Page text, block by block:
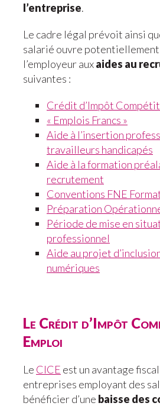
l’entreprise.
Le cadre légal prévoit ainsi
salarié ouvre
l’employeur auxaides au
suivantes :
Crédit d’Impôt
« Emplois Francs »
Aide à l’insertion
travailleurs handicapés
Aide à la formation
recrutement
Conventions FNE
Préparation
Période de mise en
professionnel
Aide au projet
numériques
Le Crédit d’Impôt
Emploi
Le CICE est un avantage
entreprises employant des
bénéficier d’une baisse des